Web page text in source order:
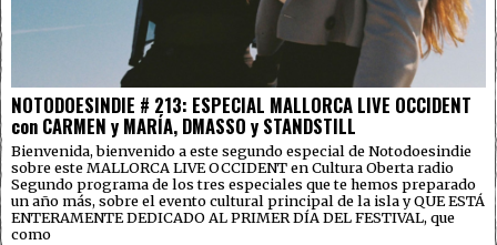
NOTODOESINDIE # 213: ESPECIAL MALLORCA LIVE OCCIDENT
con CARMEN y MARÍA, DMASSO y STANDSTILL
Bienvenida, bienvenido a este segundo especial de Notodoesindie
sobre este MALLORCA LIVE OCCIDENT en Cultura Oberta radio
Segundo programa de los tres especiales que te hemos preparado
un año más, sobre el evento cultural principal de la isla y QUE ESTÁ
ENTERAMENTE DEDICADO AL PRIMER DÍA DEL FESTIVAL, que
como